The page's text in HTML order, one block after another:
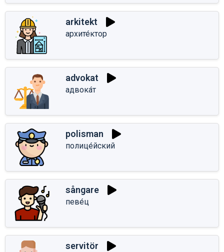
arkitekt
архите́ктор
advokat
адвока́т
polisman
полице́йский
sångare
певе́ц
servitör